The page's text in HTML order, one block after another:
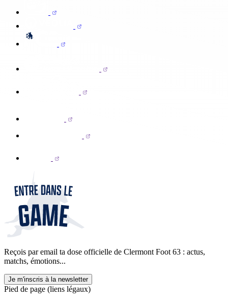
Reçois par email ta dose officielle de Clermont Foot 63 : actus,
matchs, émotions...
Je m'inscris à la newsletter
Pied de page (liens légaux)